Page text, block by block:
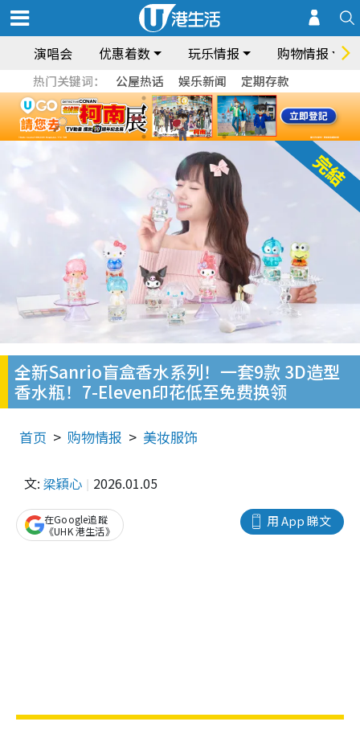
演唱会 优惠着数 玩乐情报 购物情报
热门关键词： 公屋热话 娱乐新闻 定期存款
全新Sanrio盲盒香水系列！一套9款 3D造型
香水瓶！7-Eleven印花低至免费换领
首页 购物情报 美妆服饰
文: 梁穎心 2026.01.05
用 App 睇文
在Google追蹤
《UHK 港生活》